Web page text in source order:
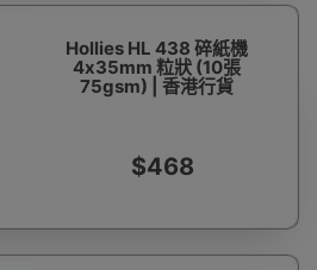
Hollies HL 438 碎紙機
4x35mm 粒狀 (10張
75gsm) | 香港行貨
$468